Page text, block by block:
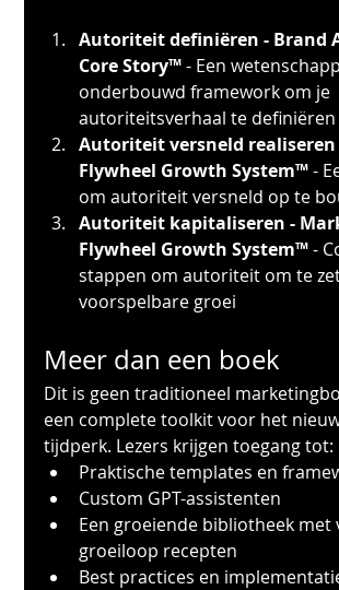
Autoriteit definiëren - Brand
Core Story™ - Een
onderbouwd framework om je
autoriteitsverhaal te definiëren
Autoriteit versneld
Flywheel Growth System™ -
om autoriteit versneld op te
Autoriteit kapitaliseren -
Flywheel Growth System™ -
stappen om autoriteit om te
voorspelbare groei
Meer dan een boek
Dit is geen traditioneel
een complete toolkit voor het
tijdperk. Lezers krijgen toegang tot:
Praktische templates en
Custom GPT-assistenten
Een groeiende bibliotheek met
groeiloop recepten
Best practices en